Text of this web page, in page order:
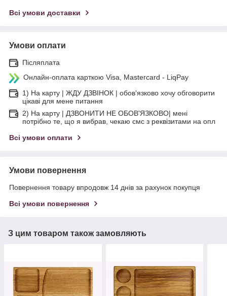
Всі умови доставки
Умови оплати
Післяплата
Онлайн-оплата карткою Visa, Mastercard - LiqPay
1) На карту | ЖДУ ДЗВІНОК | обов'язково хочу обговорити
цікаві для мене питання
2) На карту | ДЗВОНИТИ НЕ ОБОВ'ЯЗКОВО| мені
потрібно те, що я вибрав, чекаю смс з реквізитами на опл
Всі умови оплати
Умови повернення
Повернення товару впродовж 14 днів за рахунок покупця
Всі умови повернення
З цим товаром також замовляють